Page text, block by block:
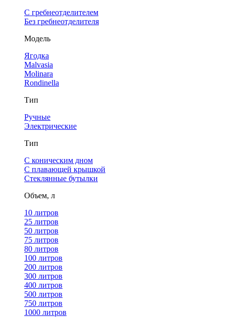
С гребнеотделителем
Без гребнеотделителя
Модель
Ягодка
Malvasia
Molinara
Rondinella
Тип
Ручные
Электрические
Тип
С коническим дном
С плавающей крышкой
Стеклянные бутылки
Объем, л
10 литров
25 литров
50 литров
75 литров
80 литров
100 литров
200 литров
300 литров
400 литров
500 литров
750 литров
1000 литров